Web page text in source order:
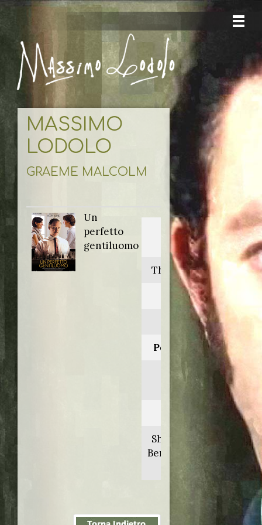
MASSIMO
LODOLO
GRAEME MALCOLM
Un
perfetto
gentiluomo
Titolo
originale:
The extra man
Anno:
2010
Personaggio:
Narratore
Shari Springer
Berman/Robert
Pulcini